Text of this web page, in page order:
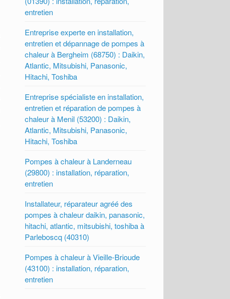
entretien
Entreprise experte en installation,
entretien et dépannage de pompes à
chaleur à Bergheim (68750) : Daikin,
Atlantic, Mitsubishi, Panasonic,
Hitachi, Toshiba
Entreprise spécialiste en installation,
entretien et réparation de pompes à
chaleur à Menil (53200) : Daikin,
Atlantic, Mitsubishi, Panasonic,
Hitachi, Toshiba
Pompes à chaleur à Landerneau
(29800) : installation, réparation,
entretien
Installateur, réparateur agréé des
pompes à chaleur daikin, panasonic,
hitachi, atlantic, mitsubishi, toshiba à
Parleboscq (40310)
Pompes à chaleur à Vieille-Brioude
(43100) : installation, réparation,
entretien